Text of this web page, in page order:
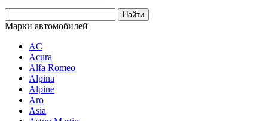
Марки автомобилей
AC
Acura
Alfa Romeo
Alpina
Alpine
Aro
Asia